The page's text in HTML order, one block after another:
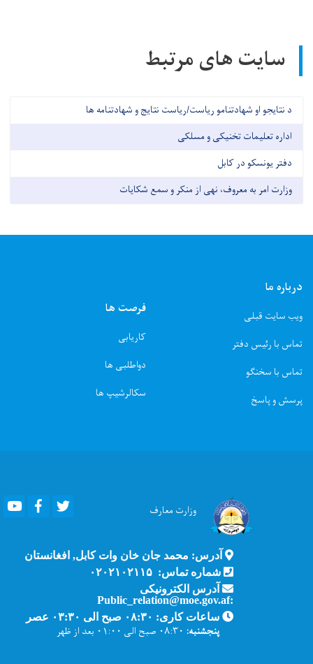
سایت های مرتبط
د نتایجو او شهادتنامو ریاست/ریاست نتایج و شهادتنامه ها
اداره تعلیمات تخنیکی و مسلکی
دفتر یونسکو در کابل
وزارت امر به معروف، نهی از منکر و سمع شکایات
درباره ما
ویب سایت قبلی
تماس با رئیس دفتر
تماس با سخنگو
پرسش و پاسخ
فرصت ها
کاریابی
دواطلبی ها
سکالرشیپ ها
وزارت معارف Youtube Facebook
آدرس: محمد جان خان وات کابل, افغانستان
شماره تماس: ۰۲۰۲۱۰۲۱۱۵
آدرس الکترونیکی
:Public_relation@moe.gov.af
ساعات کاری: ۰۸:۳۰ صبح الی ۰۳:۳۰ عصر
پنجشنبه: